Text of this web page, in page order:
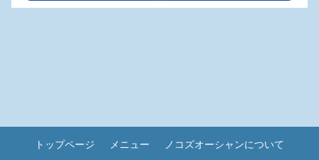
トップページ メニュー ノコズオーシャンについて